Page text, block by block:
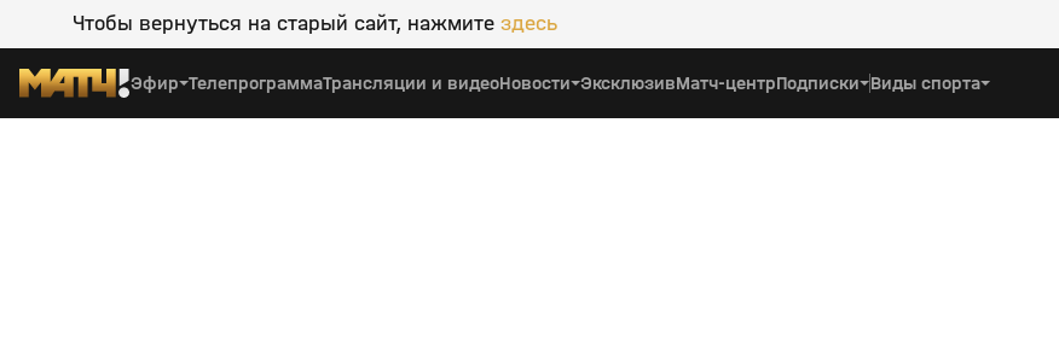
Чтобы вернуться на старый сайт, нажмите здесь
Эфир ТелепрограммаТрансляции и видеоНовости ЭксклюзивМатч-центрПодписки Виды спорта